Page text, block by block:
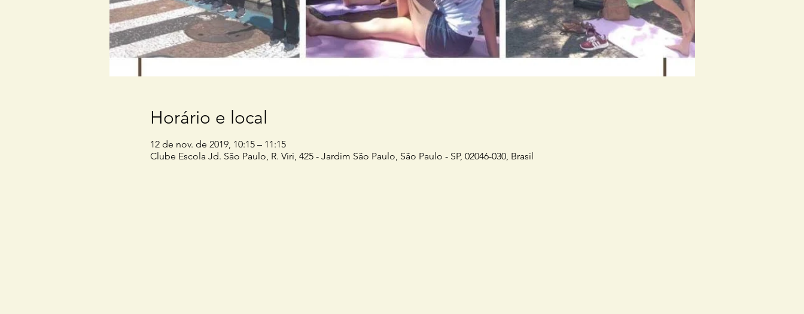
Horário e local
12 de nov. de 2019, 10:15 – 11:15
Clube Escola Jd. São Paulo, R. Viri, 425 - Jardim São Paulo, São Paulo - SP, 02046-030, Brasil